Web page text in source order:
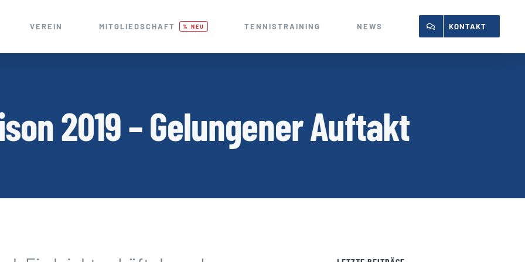
VEREIN MITGLIEDSCHAFT % NEU TENNISTRAINING NEWS KONTAKT
2019 – Gelungener Auftakt